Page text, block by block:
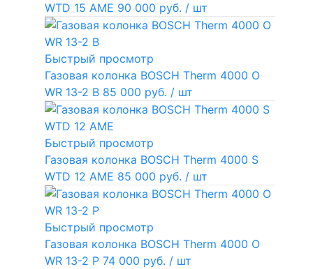
WTD 15 AME 90 000 руб. / шт
Быстрый просмотр
Газовая колонка BOSCH Therm 4000 O
WR 13-2 В 85 000 руб. / шт
Быстрый просмотр
Газовая колонка BOSCH Therm 4000 S
WTD 12 AME 85 000 руб. / шт
Быстрый просмотр
Газовая колонка BOSCH Therm 4000 O
WR 13-2 P 74 000 руб. / шт